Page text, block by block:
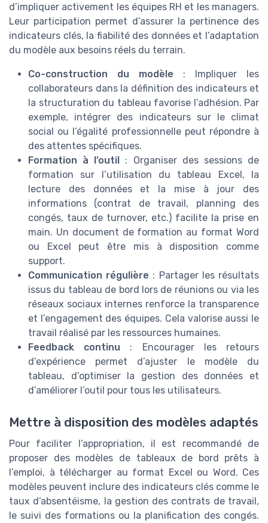
d’impliquer activement les équipes RH et les managers.
Leur participation permet d’assurer la pertinence des
indicateurs clés, la fiabilité des données et l’adaptation
du modèle aux besoins réels du terrain.
Co-construction du modèle : Impliquer les
collaborateurs dans la définition des indicateurs et
la structuration du tableau favorise l’adhésion. Par
exemple, intégrer des indicateurs sur le climat
social ou l’égalité professionnelle peut répondre à
des attentes spécifiques.
Formation à l’outil : Organiser des sessions de
formation sur l’utilisation du tableau Excel, la
lecture des données et la mise à jour des
informations (contrat de travail, planning des
congés, taux de turnover, etc.) facilite la prise en
main. Un document de formation au format Word
ou Excel peut être mis à disposition comme
support.
Communication régulière : Partager les résultats
issus du tableau de bord lors de réunions ou via les
réseaux sociaux internes renforce la transparence
et l’engagement des équipes. Cela valorise aussi le
travail réalisé par les ressources humaines.
Feedback continu : Encourager les retours
d’expérience permet d’ajuster le modèle du
tableau, d’optimiser la gestion des données et
d’améliorer l’outil pour tous les utilisateurs.
Mettre à disposition des modèles adaptés
Pour faciliter l’appropriation, il est recommandé de
proposer des modèles de tableaux de bord prêts à
l’emploi, à télécharger au format Excel ou Word. Ces
modèles peuvent inclure des indicateurs clés comme le
taux d’absentéisme, la gestion des contrats de travail,
le suivi des formations ou la planification des congés.